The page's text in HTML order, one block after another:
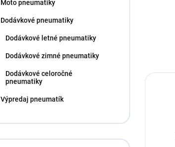
Moto pneumatiky
Dodávkové pneumatiky
Dodávkové letné pneumatiky
Dodávkové zimné pneumatiky
Dodávkové celoročné
pneumatiky
Výpredaj pneumatík